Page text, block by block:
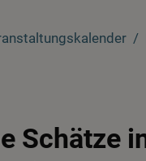
Schätze